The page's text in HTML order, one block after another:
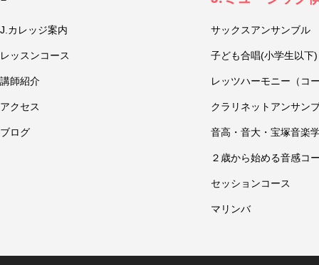
J.カレッジ案内
レッスンコース
講師紹介
アクセス
ブログ
サックスアンサンブル
子ども合唱(小学生以下)
レッツハーモニー（コ
クラリネットアンサン
音高・音大・宝塚音楽
２歳から始める音感コ
セッションコース
マリンバ